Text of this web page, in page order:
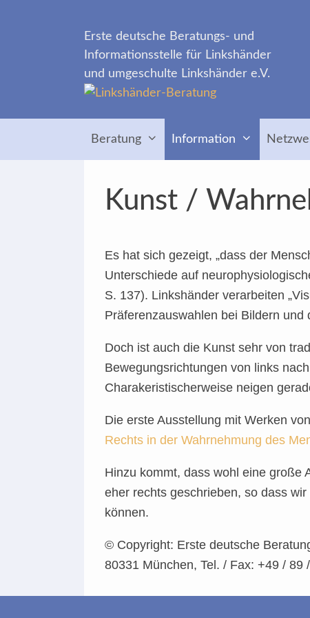
Erste deutsche Beratungs- und
Informationsstelle für Linkshänder
und umgeschulte Linkshänder e.V.
Beratung Information
Kunst /
Es hat sich gezeigt, „dass der
Unterschiede auf
S. 137). Linkshänder verarbeiten
Präferenzauswahlen bei Bildern und
Doch ist auch die Kunst sehr von
Bewegungsrichtungen von links
Charakeristischerweise neigen
Die erste Ausstellung mit Werken
Rechts in der Wahrnehmung des
Hinzu kommt, dass wohl eine große
eher rechts geschrieben, so dass
können.
© Copyright: Erste deutsche
80331 München, Tel. / Fax: +49 / 89